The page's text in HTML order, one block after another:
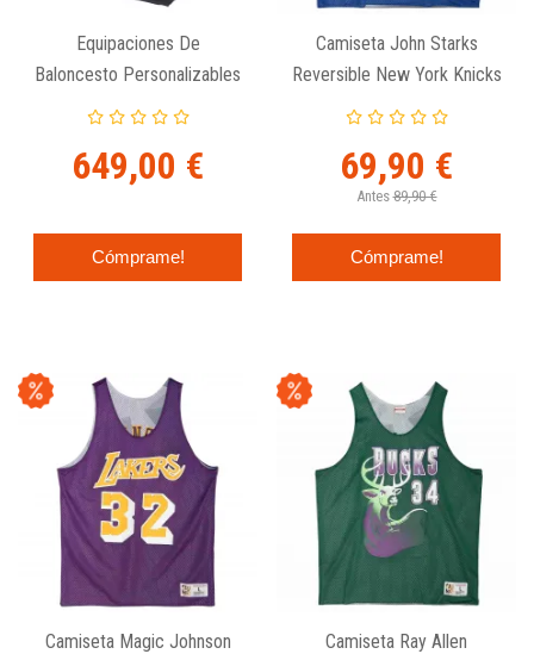
Equipaciones De
Baloncesto Personalizables
Y Reversibles Para Equipos
649,00 €
Cómprame!
Camiseta John Starks
Reversible New York Knicks
Mesh Tank - Mitchell And
69,90 €
Antes 89,90 €
Cómprame!
Camiseta Magic Johnson
Camiseta Ray Allen